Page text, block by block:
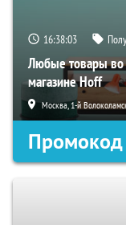
16:38:02
Любые товары во
магазине Hoff
Москва, 1-й
Промокод